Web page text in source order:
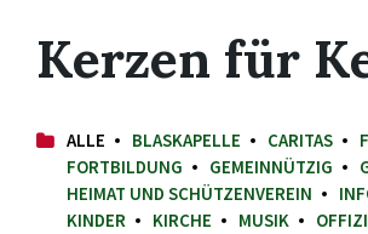
Kerzen für
ALLE BLASKAPELLE CARITAS
FORTBILDUNG
GEMEINNÜTZIG
HEIMAT UND SCHÜTZENVEREIN
KINDER
KIRCHE MUSIK